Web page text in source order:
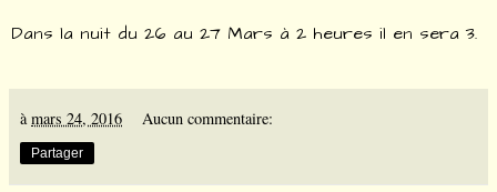
Dans la nuit du 26 au 27 Mars à 2 heures il en sera 3.
àmars 24, 2016 Aucun commentaire:
Partager